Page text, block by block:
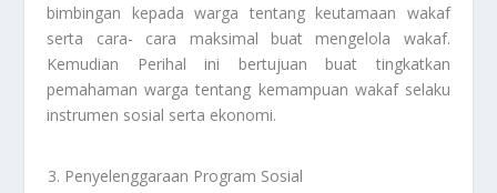
bimbingan kepada warga tentang keutamaan wakaf
serta cara- cara maksimal buat mengelola wakaf.
Kemudian Perihal ini bertujuan buat tingkatkan
pemahaman warga tentang kemampuan wakaf selaku
instrumen sosial serta ekonomi.
Penyelenggaraan Program Sosial